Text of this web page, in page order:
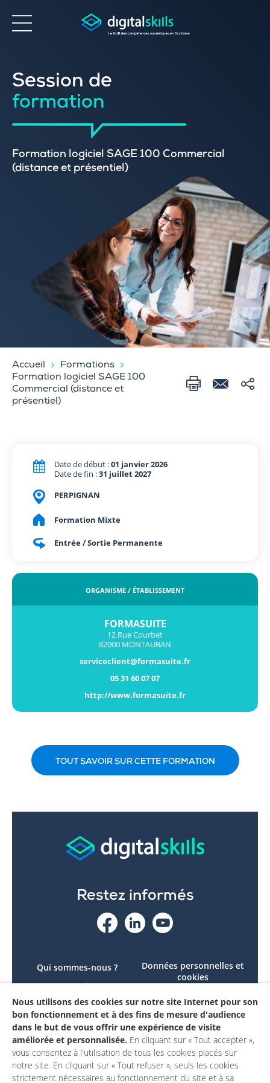
Accessibilité
Session de
formation
Formation logiciel SAGE 100 Commercial
(distance et présentiel)
Accueil
Formations
Formation logiciel SAGE 100
Commercial (distance et
présentiel)
Date de début :01 janvier 2026
Date de fin :31 juillet 2027
PERPIGNAN
Formation Mixte
Entrée / Sortie Permanente
ORGANISME / ÉTABLISSEMENT
FORMASUITE
12 Rue Courbet
82000 MONTAUBAN
serviceclient@formasuite.fr
05 31 60 07 07
http://www.formasuite.fr
TOUT SAVOIR SUR CETTE FORMATION
Restez informés
Qui sommes-nous ?
Le projet
Contactez-nous
Mon compte
Données personnelles et
cookies
conforme
Mentions légales
Nous utilisons des cookies sur notre site Internet pour son
bon fonctionnement et à des fins de mesure d'audience
dans le but de vous offrir une expérience de visite
améliorée et personnalisée. En cliquant sur « Tout accepter »,
vous consentez à l'utilisation de tous les cookies placés sur
notre site. En cliquant sur « Tout refuser », seuls les cookies
strictement nécessaires au fonctionnement du site et à sa